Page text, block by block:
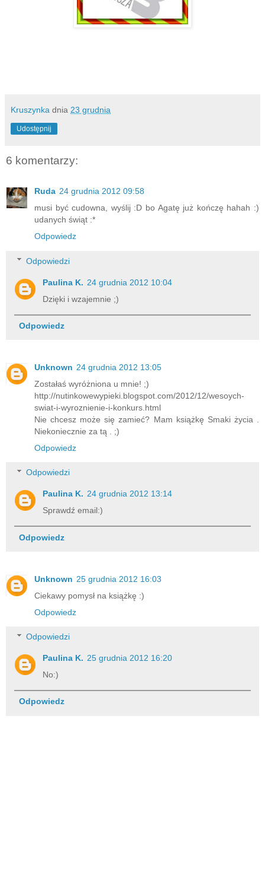
Kruszynka dnia 23 grudnia
Udostępnij
6 komentarzy:
Ruda 24 grudnia 2012 09:58
musi być cudowna, wyślij :D bo Agatę już kończę hahah :)
udanych świąt :*
Odpowiedz
Odpowiedzi
Paulina K. 24 grudnia 2012 10:04
Dzięki i wzajemnie ;)
Odpowiedz
Unknown 24 grudnia 2012 13:05
Zostałaś wyróżniona u mnie! ;)
http://nutinkowewypieki.blogspot.com/2012/12/wesoych-
swiat-i-wyroznienie-i-konkurs.html
Nie chcesz może się zamieć? Mam książkę Smaki życia .
Niekoniecznie za tą . ;)
Odpowiedz
Odpowiedzi
Paulina K. 24 grudnia 2012 13:14
Sprawdź email:)
Odpowiedz
Unknown 25 grudnia 2012 16:03
Ciekawy pomysł na książkę :)
Odpowiedz
Odpowiedzi
Paulina K. 25 grudnia 2012 16:20
No:)
Odpowiedz